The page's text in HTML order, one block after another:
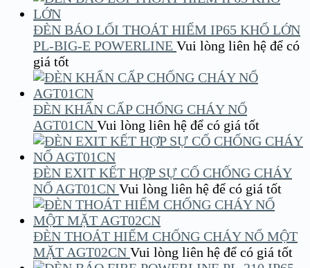
ĐÈN BÁO LỐI THOÁT HIỂM IP65 KHỔ LỚN
PL-BIG-E POWERLINE Vui lòng liên hệ để có
giá tốt
ĐÈN KHẨN CẤP CHỐNG CHÁY NỔ
AGT01CN Vui lòng liên hệ để có giá tốt
ĐÈN EXIT KẾT HỢP SỰ CỐ CHỐNG CHÁY
NỔ AGT01CN Vui lòng liên hệ để có giá tốt
ĐÈN THOÁT HIỂM CHỐNG CHÁY NỔ MỘT
MẶT AGT02CN Vui lòng liên hệ để có giá tốt